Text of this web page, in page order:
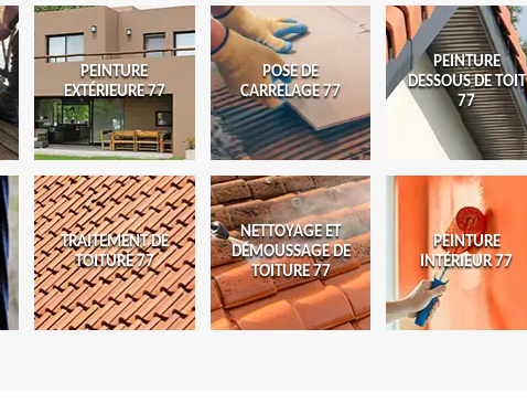
PEINTURE
EXTÉRIEURE 77
POSE DE
CARRELAGE 77
PEINTURE
DESSOUS DE TOIT
77
TRAITEMENT DE
TOITURE 77
NETTOYAGE ET
DÉMOUSSAGE DE
TOITURE 77
PEINTURE
INTÉRIEUR 77